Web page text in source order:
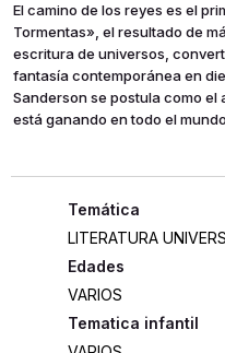
El camino de los reyes es el
Tormentas», el resultado de
escritura de universos,
fantasía contemporánea en
Sanderson se postula como el
está ganando en todo el
LITERATURA
Edades
VARIOS
Tematica infantil